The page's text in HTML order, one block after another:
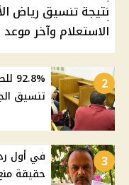
نتيجة تنسيق رياض
الاستعلام وآخر
2
تنسيق الجامعات 2026
3
في أول
حقيقة